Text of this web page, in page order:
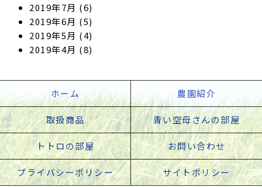
2019年7月 (6)
2019年6月 (5)
2019年5月 (4)
2019年4月 (8)
ホーム 農園紹介
取扱商品 青い空母さんの部屋
トトロの部屋 お問い合わせ
プライバシーポリシー サイトポリシー